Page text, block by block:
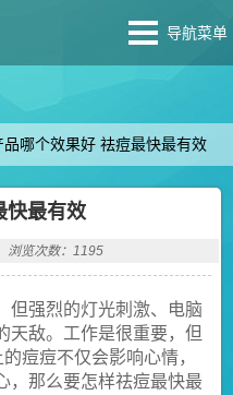
导航菜单
品哪个效果好 祛痘最快最有效
快最有效
浏览次数：1195
但强烈的灯光刺激、电脑
天敌。工作是很重要，但
痘痘不仅会影响心情，
，那么要怎样祛痘最快最